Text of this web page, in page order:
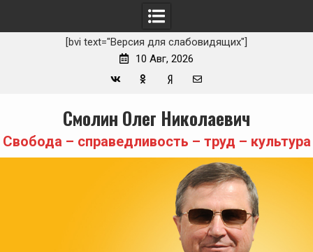
[bvi text="Версия для слабовидящих"]
10 Авг, 2026
Zen
mail
content
Смолин Олег Николаевич
Свобода – справедливость – труд – культура